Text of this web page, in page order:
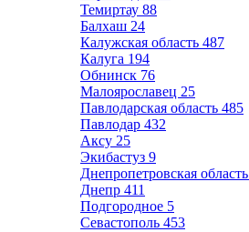
Темиртау 88
Балхаш 24
Калужская область 487
Калуга 194
Обнинск 76
Малоярославец 25
Павлодарская область 485
Павлодар 432
Аксу 25
Экибастуз 9
Днепропетровская область
Днепр 411
Подгородное 5
Севастополь 453